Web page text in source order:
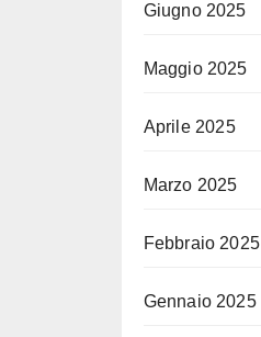
Giugno 2025
Maggio 2025
Aprile 2025
Marzo 2025
Febbraio 2025
Gennaio 2025